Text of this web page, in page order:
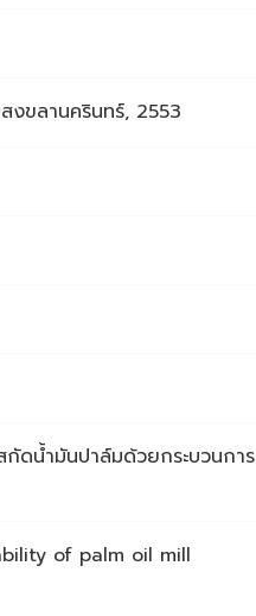
งขลานครินทร์, 2553
กัดน้ำมันปาล์มด้วยกระบวนการ
of palm oil mill